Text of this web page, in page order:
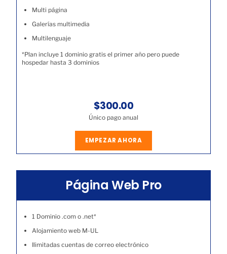
Multi página
Galerías multimedia
Multilenguaje
*Plan incluye 1 dominio gratis el primer año pero puede
hospedar hasta 3 dominios
$300.00
Único pago anual
EMPEZAR AHORA
Página Web Pro
1 Dominio .com o .net*
Alojamiento web M-UL
Ilimitadas cuentas de correo electrónico